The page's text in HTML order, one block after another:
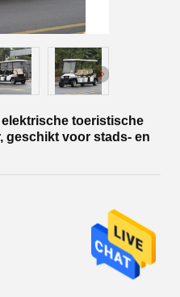
elektrische toeristische
geschikt voor stads- en